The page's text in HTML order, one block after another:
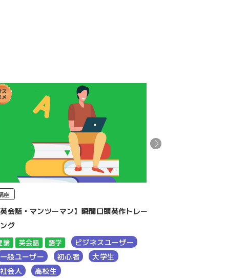
座
英会話・マンツーマン】瞬間口頭英作トレー
グ
論 英会話 語学
ビジネスユーザー
一般ユーザー
初心者
大学生
社会人
高校生